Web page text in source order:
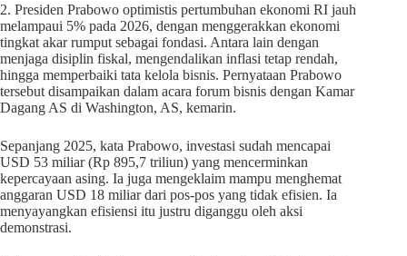
2. Presiden Prabowo optimistis pertumbuhan ekonomi RI jauh
melampaui 5% pada 2026, dengan menggerakkan ekonomi
tingkat akar rumput sebagai fondasi. Antara lain dengan
menjaga disiplin fiskal, mengendalikan inflasi tetap rendah,
hingga memperbaiki tata kelola bisnis. Pernyataan Prabowo
tersebut disampaikan dalam acara forum bisnis dengan Kamar
Dagang AS di Washington, AS, kemarin.
Sepanjang 2025, kata Prabowo, investasi sudah mencapai
USD 53 miliar (Rp 895,7 triliun) yang mencerminkan
kepercayaan asing. Ia juga mengeklaim mampu menghemat
anggaran USD 18 miliar dari pos-pos yang tidak efisien. Ia
menyayangkan efisiensi itu justru diganggu oleh aksi
demonstrasi.